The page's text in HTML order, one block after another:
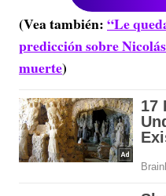
(Vea también:“Le
predicción sobre
muerte)